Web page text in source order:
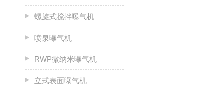
螺旋式搅拌曝气机
喷泉曝气机
RWP微纳米曝气机
立式表面曝气机